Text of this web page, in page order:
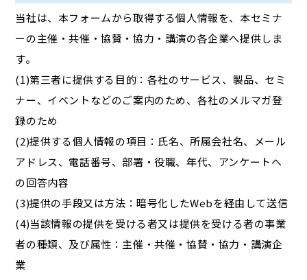
当社は、本フォームから取得する個人情報を、本セミナ
ーの主催・共催・協賛・協力・講演の各企業へ提供しま
す。
(1)第三者に提供する目的：各社のサービス、製品、セミ
ナー、イベントなどのご案内のため、各社のメルマガ登
録のため
(2)提供する個人情報の項目：氏名、所属会社名、メール
アドレス、電話番号、部署・役職、年代、アンケートへ
の回答内容
(3)提供の手段又は方法：暗号化したWebを経由して送信
(4)当該情報の提供を受ける者又は提供を受ける者の事業
者の種類、及び属性：主催・共催・協賛・協力・講演企
業